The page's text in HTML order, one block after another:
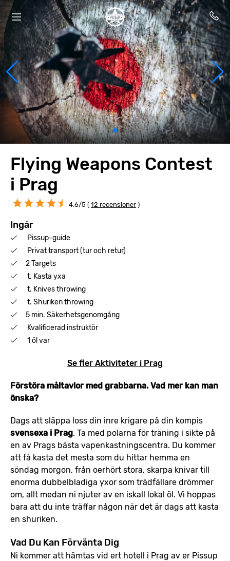
Flying Weapons Contest
i Prag
4.6/5 ( 12 recensioner )
Ingår
Pissup-guide
Privat transport (tur och retur)
2 Targets
t. Kasta yxa
t. Knives throwing
t. Shuriken throwing
5 min. Säkerhetsgenomgång
Kvalificerad instruktör
1 öl var
Se fler Aktiviteter i Prag
Förstöra måltavlor med grabbarna. Vad mer kan man
önska?
Dags att släppa loss din inre krigare på din kompis
svensexa i Prag. Ta med polarna för träning i sikte på
en av Prags bästa vapenkastningscentra. Du kommer
att få kasta det mesta som du hittar hemma en
söndag morgon, från oerhört stora, skarpa knivar till
enorma dubbelbladiga yxor som trädfällare drömmer
om, allt medan ni njuter av en iskall lokal öl. Vi hoppas
bara att du inte träffar någon när det är dags att kasta
en shuriken.
Vad Du Kan Förvänta Dig
Ni kommer att hämtas vid ert hotell i Prag av er Pissup